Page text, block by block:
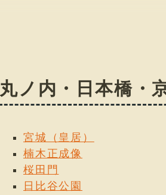
丸ノ内・日本橋・
宮城（皇居）
楠木正成像
桜田門
日比谷公園